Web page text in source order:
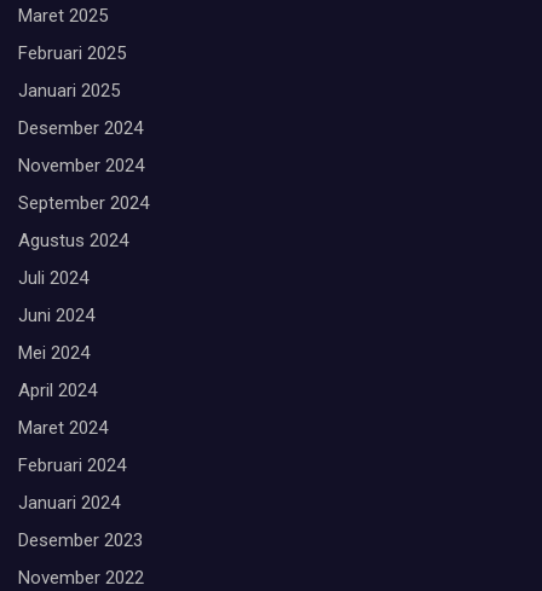
Maret 2025
Februari 2025
Januari 2025
Desember 2024
November 2024
September 2024
Agustus 2024
Juli 2024
Juni 2024
Mei 2024
April 2024
Maret 2024
Februari 2024
Januari 2024
Desember 2023
November 2022